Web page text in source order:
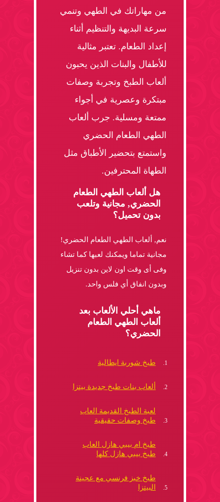
من مهاراتك في الطهي وتنمي
سرعة البديهة والتنظيم أثناء
إعداد الطعام. تعتبر مثالية
للأطفال والبنات الذين يحبون
ألعاب الطبخ وتجربة وصفات
مبتكرة وعصرية في أجواء
ممتعة ومسلية. جرب ألعاب
الطهي الطعام الحضري
واستمتع بتحضير الأطباق مثل
الطهاة المحترفين.
هل ألعاب الطهي الطعام
الحضري, مجانية وتلعب
بدون تحميل؟
نعم, ألعاب الطهي الطعام الحضري!
مجانية تماما ويمكنك لعبها كما تشاء
وفى أى وقت اون لاين بدون تنزيل
وبدون انفاق أي فلس واحد.
ماهي أحلي الألعاب بعد
ألعاب الطهي الطعام
الحضري؟
طبخ شوربة ايطالية
ألعاب بنات طبخ جديدة بيتزا
لعبة الطبخ القديمة العاب
طبخ وصفات حقيقية
طبخ ام بيبي هازل العاب
طبخ بيبي هازل كلها
طبخ خبز فرنسي مع عجينة
البيتزا